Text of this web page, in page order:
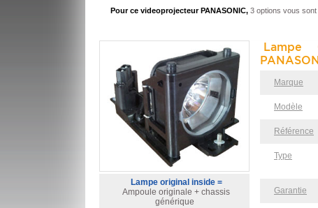
Pour ce videoprojecteur PANASONIC, 3 options vous sont
Lampe original inside =
Ampoule originale + chassis
générique
Lampe
Marque
Modèle
Référence
Type
Garantie